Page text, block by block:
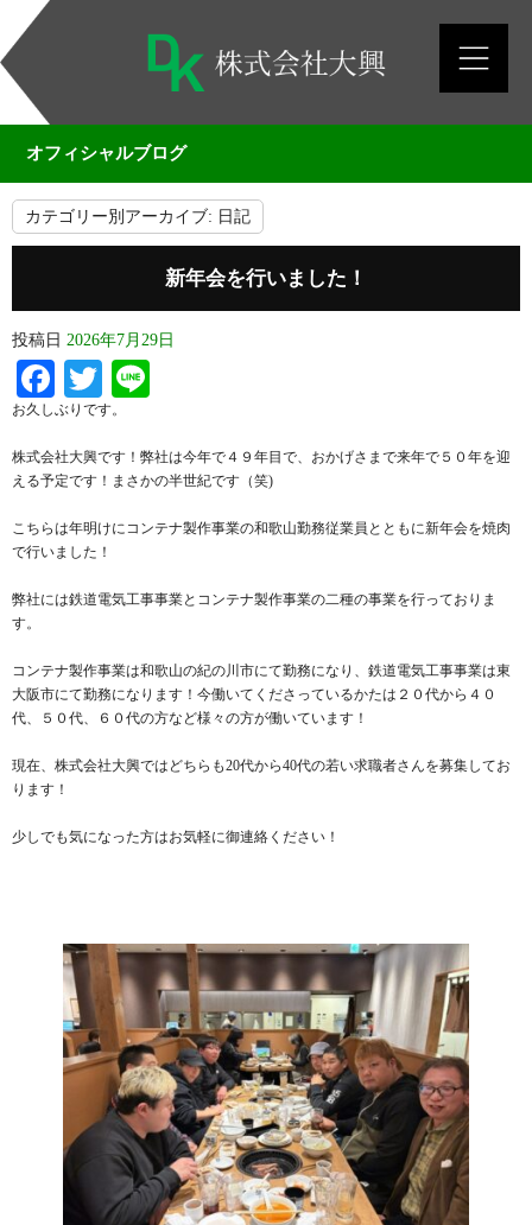
オフィシャルブログ
カテゴリー別アーカイブ: 日記
新年会を行いました！
投稿日 2026年7月29日
Facebook
Twitter
お久しぶりです。
株式会社大興です！弊社は今年で４９年目で、おかげさまで来年で５０年を迎
える予定です！まさかの半世紀です（笑)
こちらは年明けにコンテナ製作事業の和歌山勤務従業員とともに新年会を焼肉
で行いました！
弊社には鉄道電気工事事業とコンテナ製作事業の二種の事業を行っておりま
す。
コンテナ製作事業は和歌山の紀の川市にて勤務になり、鉄道電気工事事業は東
大阪市にて勤務になります！今働いてくださっているかたは２０代から４０
代、５０代、６０代の方など様々の方が働いています！
現在、株式会社大興ではどちらも20代から40代の若い求職者さんを募集してお
ります！
少しでも気になった方はお気軽に御連絡ください！